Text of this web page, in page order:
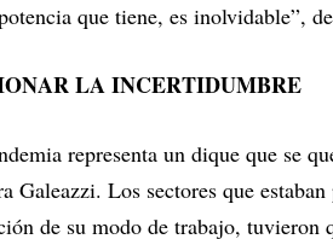
que tiene, es inolvidable”,
LA INCERTIDUMBRE
representa un dique que se
Galeazzi. Los sectores que
de su modo de trabajo, tuvieron